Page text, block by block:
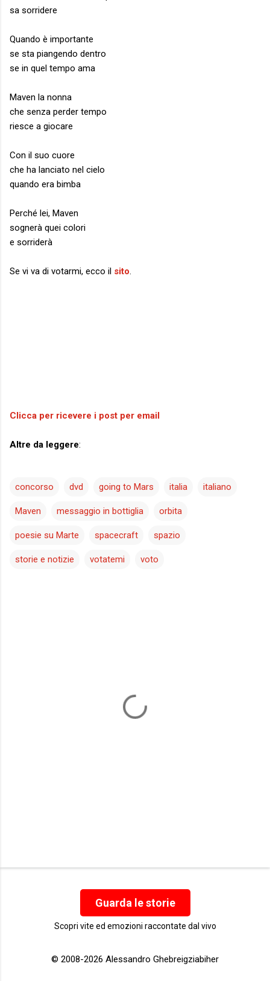
sa sorridere
Quando è importante
se sta piangendo dentro
se in quel tempo ama
Maven la nonna
che senza perder tempo
riesce a giocare
Con il suo cuore
che ha lanciato nel cielo
quando era bimba
Perché lei, Maven
sognerà quei colori
e sorriderà
Se vi va di votarmi, ecco il sito.
Clicca per ricevere i post per email
Altre da leggere:
concorso dvd going to Mars italia italiano
Maven messaggio in bottiglia orbita
poesie su Marte spacecraft spazio
storie e notizie votatemi voto
Guarda le storie
Scopri vite ed emozioni raccontate dal vivo
© 2008-2026 Alessandro Ghebreigziabiher